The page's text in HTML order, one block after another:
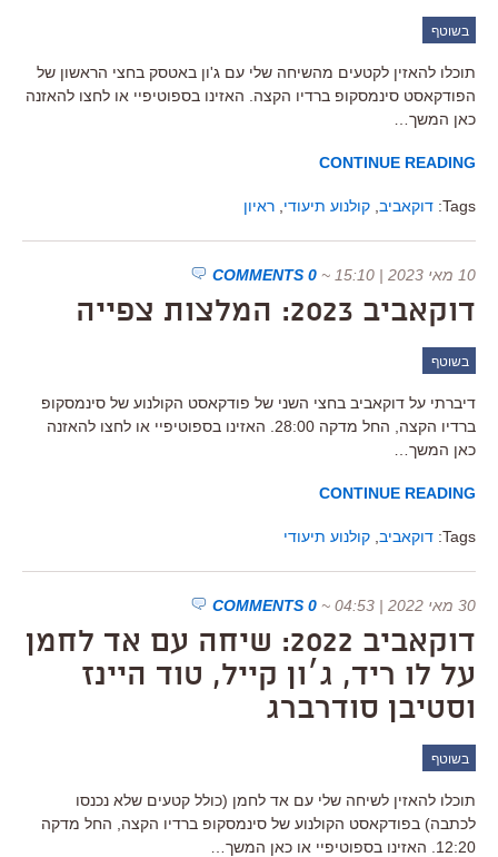
בשוטף
תוכלו להאזין לקטעים מהשיחה שלי עם ג'ון באטסק בחצי הראשון של
הפודקאסט סינמסקופ ברדיו הקצה. האזינו בספוטיפיי או לחצו להאזנה
כאן המשך…
CONTINUE READING
Tags: דוקאביב קולנוע תיעודי ראיון
10 מאי 2023 | 15:10 ~
0 COMMENTS
דוקאביב 2023: המלצות צפייה
בשוטף
דיברתי על דוקאביב בחצי השני של פודקאסט הקולנוע של סינמסקופ
ברדיו הקצה, החל מדקה 28:00. האזינו בספוטיפיי או לחצו להאזנה
כאן המשך…
CONTINUE READING
Tags: דוקאביב קולנוע תיעודי
30 מאי 2022 | 04:53 ~
0 COMMENTS
דוקאביב 2022: שיחה עם אד לחמן
על לו ריד, ג׳ון קייל, טוד היינז
וסטיבן סודרברג
בשוטף
תוכלו להאזין לשיחה שלי עם אד לחמן (כולל קטעים שלא נכנסו
לכתבה) בפודקאסט הקולנוע של סינמסקופ ברדיו הקצה, החל מדקה
12:20. האזינו בספוטיפיי או כאן המשך…